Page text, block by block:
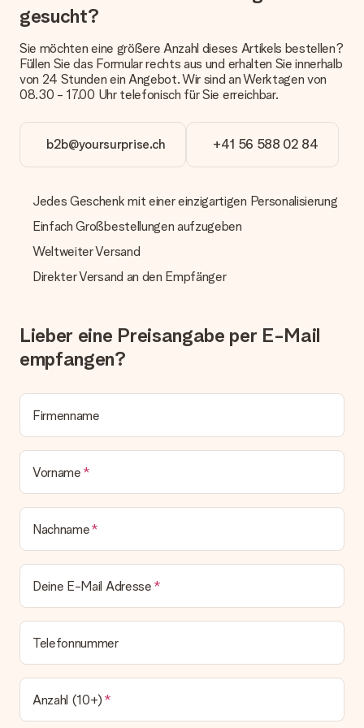
Wie füge ich eine Geschenkkarte hinzu? Was genau ist
die Geschenkkarte?
In unserem Warenkorb bieten wie die Option „Gratis
Geschenkkarte“ an. Klicke diese Option an, wenn du diese
Karte mitschicken möchtest. Auf diese Karte kannst du eine
persönliche Nachricht schreiben, sodass der Empfänger genau
Wird mein Geschenk in Geschenkpapier geliefert?
Derzeit bieten wir (noch) keinen Einpackservice. Aber unsere
Geschenke werden in einer fröhlichen Versandverpackung
Verschenken bereit oder kann sofort an den Empfänger
geschickt werden.
Lieferzeit, Lieferoptionen und Versandkosten
Kann ich ein Lieferdatum wählen?
Wie lange dauert die Lieferzeit und wann werde ich mein
Geschenk erhalten?
dem Geschenk vermeldet. Du kannst darauf vertrauen, dass
eine fristgerechte Lieferung durch unsere Lieferdienste
erfolgt.
Welche Lieferoptionen stehen zur Verfügung?
Derzeit können wir (noch) keine verschiedenen Lieferoptionen
oder Päckchen geliefert wird, kontaktiere bitte unseren
Kundenservice.
Zahlung
Wie kann ich meine Bestellung bezahlen?
Wir bieten die folgenden Zahlungsoptionen an: Vorauskasse
mit normaler Überweisung, Sofortüberweisung, Paypal,
Kreditkarte oder auf Rechnung über Klarna. Bei einer
manuellen Überweisung verlängert sich die Lieferzeit des
Geschenks jedoch um 3 Werktage.
Geschenk empfangen
Was, wenn das Geschenk meine Erwartungen nicht
gesucht?
Sie möchten eine größere Anzahl dieses Artikels bestellen?
Füllen Sie das Formular rechts aus und erhalten Sie innerhalb
von 24 Stunden ein Angebot. Wir sind an Werktagen von
08.30 - 17.00 Uhr telefonisch für Sie erreichbar.
b2b@yoursurprise.ch +41 56 588 02 84
Jedes Geschenk mit einer einzigartigen Personalisierung
Einfach Großbestellungen aufzugeben
Weltweiter Versand
Direkter Versand an den Empfänger
Lieber eine Preisangabe per E-Mail
empfangen?
Firmenname
Vorname
Nachname
Deine E-Mail Adresse
Telefonnummer
Anzahl (10+)